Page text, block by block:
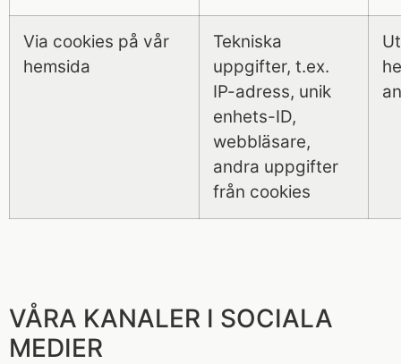
Via cookies på vår
hemsida
Tekniska
uppgifter, t.ex.
IP-adress, unik
enhets-ID,
webbläsare,
andra uppgifter
från cookies
VÅRA KANALER I SOCIALA
MEDIER